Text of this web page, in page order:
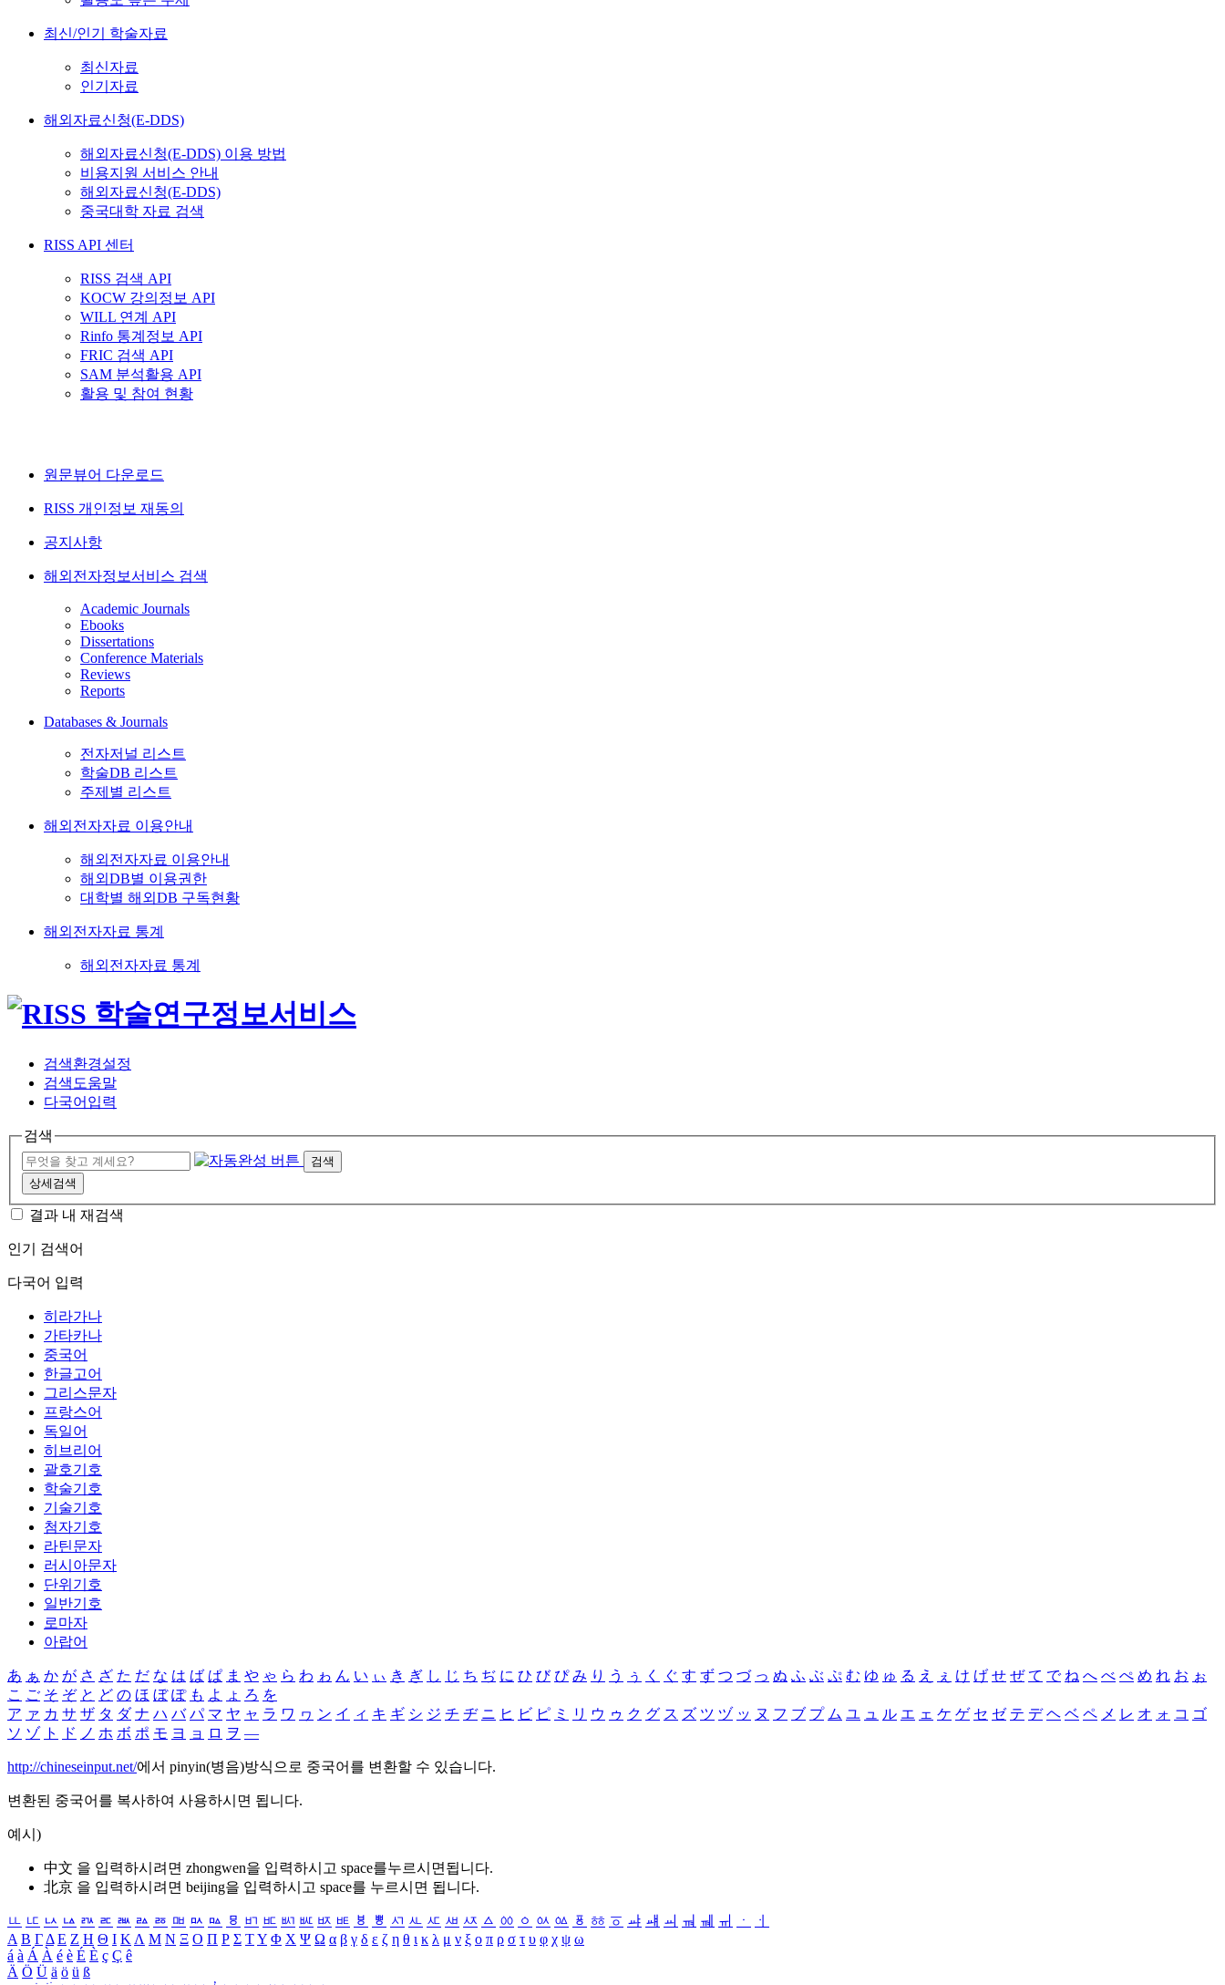
최신/인기 학술자료
최신자료
인기자료
해외자료신청(E-DDS)
해외자료신청(E-DDS) 이용 방법
비용지원 서비스 안내
해외자료신청(E-DDS)
중국대학 자료 검색
RISS API 센터
RISS 검색 API
KOCW 강의정보 API
WILL 연계 API
Rinfo 통계정보 API
FRIC 검색 API
SAM 분석활용 API
활용 및 참여 현황
원문뷰어 다운로드
RISS 개인정보 재동의
공지사항
해외전자정보서비스 검색
Academic Journals
Ebooks
Dissertations
Conference Materials
Reviews
Reports
Databases & Journals
전자저널 리스트
학술DB 리스트
주제별 리스트
해외전자자료 이용안내
해외전자자료 이용안내
해외DB별 이용권한
대학별 해외DB 구독현황
해외전자자료 통계
해외전자자료 통계
검색환경설정
검색도움말
다국어입력
검색
검색
상세검색
결과 내 재검색
인기 검색어
다국어 입력
히라가나
가타카나
중국어
한글고어
그리스문자
프랑스어
독일어
히브리어
괄호기호
학술기호
기술기호
첨자기호
라틴문자
러시아문자
단위기호
일반기호
로마자
아랍어
あ ぁ か が さ ざ た だ な は ば ぱ ま や ゃ ら わ ゎ ん い ぃ き ぎ し じ ち ぢ に ひ び ぴ み り う ぅ く ぐ す ず つ づ っ ぬ ふ ぶ ぷ む ゆ ゅ る え ぇ け げ せ ぜ て で ね へ べ ぺ め れ お ぉ
こ ご そ ぞ と ど の ほ ぼ ぽ も よ ょ ろ を
ア ァ カ サ ザ タ ダ ナ ハ バ パ マ ヤ ャ ラ ワ ヮ ン イ ィ キ ギ シ ジ チ ヂ ニ ヒ ビ ピ ミ リ ウ ゥ ク グ ス ズ ツ ヅ ッ ヌ フ ブ プ ム ユ ュ ル エ ェ ケ ゲ セ ゼ テ デ ヘ ベ ペ メ レ オ ォ コ ゴ
ソ ゾ ト ド ノ ホ ボ ポ モ ヨ ョ ロ ヲ ―
http://chineseinput.net/에서 pinyin(병음)방식으로 중국어를 변환할 수 있습니다.
변환된 중국어를 복사하여 사용하시면 됩니다.
예시)
中文 을 입력하시려면 zhongwen을 입력하시고 space를누르시면됩니다.
北京 을 입력하시려면 beijing을 입력하시고 space를 누르시면 됩니다.
ㅥ ㅦ ㅧ ㅨ ㅩ ㅪ ㅫ ㅬ ㅭ ㅮ ㅯ ㅰ ㅱ ㅲ ㅳ ㅴ ㅵ ㅶ ㅷ ㅸ ㅹ ㅺ ㅻ ㅼ ㅽ ㅾ ㅿ ㆀ ㆁ ㆂ ㆃ ㆄ ㆅ ㆆ ㆇ ㆈ ㆉ ㆊ ㆋ ㆌ ㆍ
ㆎ
Α Β ΓΔ Ε Ζ Η Θ Ι ΚΛ Μ Ν Ξ Ο Π Ρ Σ ΤΥ Φ Χ Ψ Ω α β γ δ ε ζ η θ ι κ λ μ ν ξ ο π ρ σ τ υ φ χ ψ ω
á à Á À é è É È ç Ç ê
Ä Ö Ü ä ö ü ß